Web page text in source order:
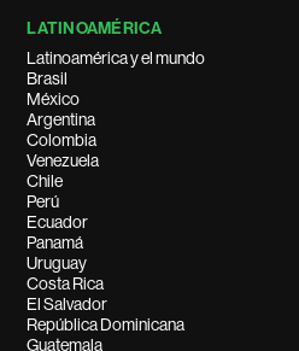
LATINOAMÉRICA
Latinoamérica y el mundo
Brasil
México
Argentina
Colombia
Venezuela
Chile
Perú
Ecuador
Panamá
Uruguay
Costa Rica
El Salvador
República Dominicana
Guatemala